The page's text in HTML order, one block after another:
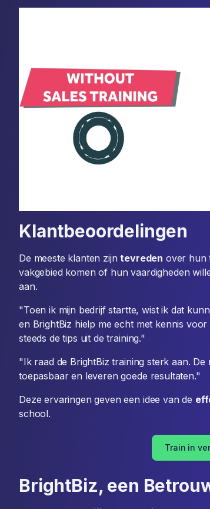
Klantbeoordelingen
De meeste klanten zijntevreden over hun
vakgebied komen of hun vaardigheden
aan.
"Toen ik mijn bedrijf startte, wist ik dat
en BrightBiz hielp me echt met kennis
steeds de tips uit de training."
"Ik raad de BrightBiz training sterk aan. De
toepasbaar en leveren goede resultaten."
Deze ervaringen geven een idee van de
school.
Train in
BrightBiz, een